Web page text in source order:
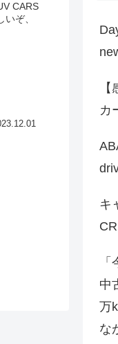
CARS
ぞ、
カ
キ
中
万
な